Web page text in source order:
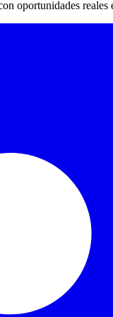
oportunidades reales